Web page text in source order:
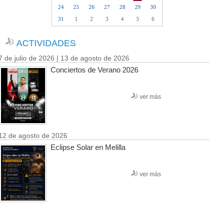
24
25 26 27 28 29
30
31
1 2 3 4 5 6
ACTIVIDADES
de julio de 2026 | 13 de agosto de 2026
Conciertos de Verano 2026
ver más
de agosto de 2026
Eclipse Solar en Melilla
ver más